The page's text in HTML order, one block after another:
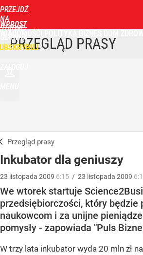
PRZEJDŹ
NA
STRONĘ
GŁÓWNĄ
WPROST
PRZEGLĄD PRASY
Przegląd prasy
Inkubator dla geniuszy
23 listopada 2009 6:15 / 23 listopada 2009
We wtorek startuje
przedsiębiorczości, który będzie
naukowcom i za unijne
pomysły - zapowiada "Puls
W trzy lata inkubator wyda 20 mln zł